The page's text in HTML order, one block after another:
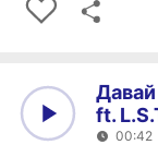
ft.
00:42